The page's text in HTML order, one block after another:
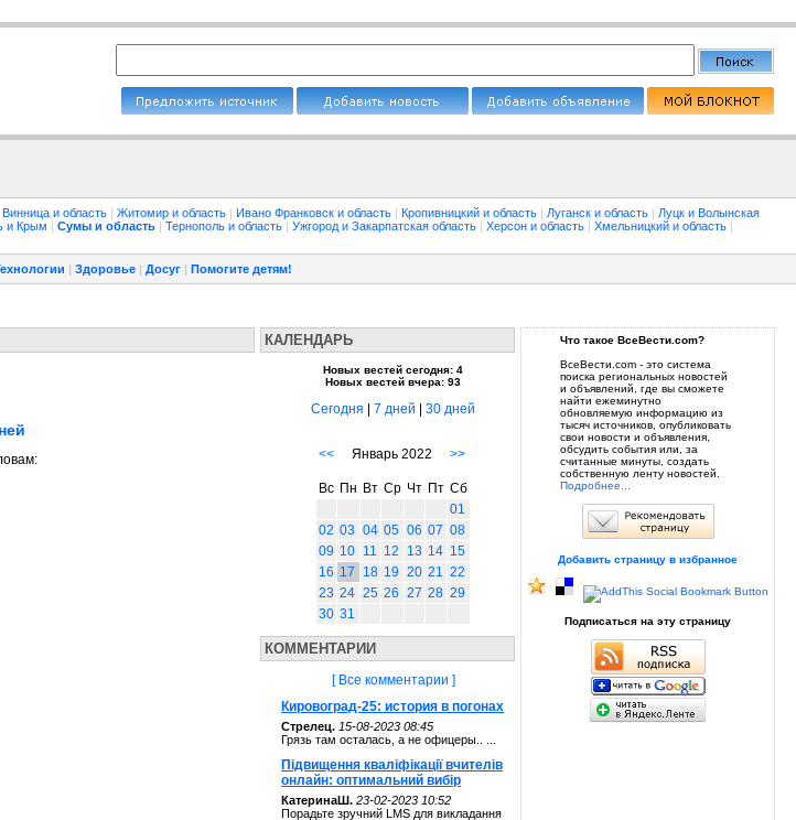
Винница и область | Житомир и область | Ивано Франковск и область | Кропивницкий и область | Луганск и область | Луцк и Волынская
и Крым | Сумы и область | Тернополь и область | Ужгород и Закарпатская область | Херсон и область | Хмельницкий и область |
| Здоровье | Досуг | Помогите детям!
КАЛЕНДАРЬ
Новых вестей сегодня: 4
Новых вестей вчера: 93
Сегодня 7 дней 30 дней
<< Январь 2022 >>
Вс Пн Вт Ср Чт Пт Сб
01
02 03 04 05 06 07 08
09 10 11 12 13 14 15
16 17 18 19 20 21 22
23 24 25 26 27 28 29
30 31
КОММЕНТАРИИ
[ Все комментарии ]
Кировоград-25: история в погонах
Стрелец. 15-08-2023 08:45
Грязь там осталась, а не офицеры.. ...
Підвищення кваліфікації вчителів
онлайн: оптимальний вибір
КатеринаШ. 23-02-2023 10:52
Порадьте зручний LMS для викладання
Что такое ВсеВести.com?
ВсеВести.com - это система
поиска региональных новостей
и объявлений, где вы сможете
найти ежеминутно
обновляемую информацию из
тысяч источников, опубликовать
свои новости и объявления,
обсудить события или, за
считанные минуты, создать
собственную ленту новостей.
Подробнее...
Добавить страницу в избранное
Подписаться на эту страницу